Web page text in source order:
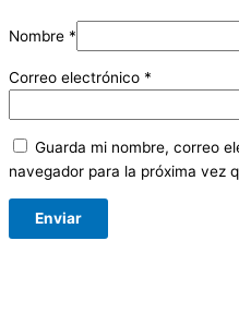
Nombre *
Correo electrónico *
Guarda mi nombre, correo
navegador para la próxima vez